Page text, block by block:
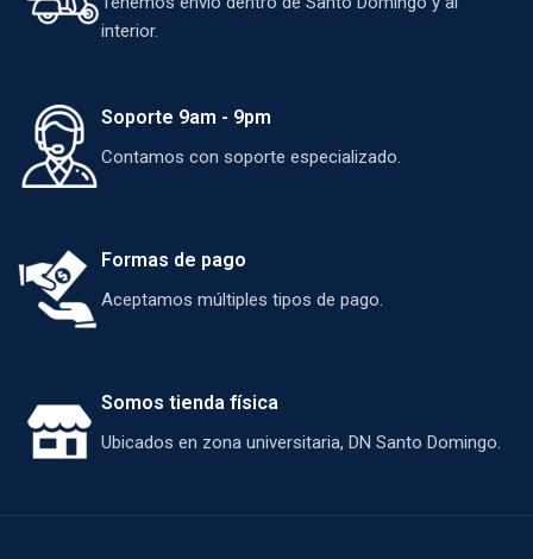
interior.
Soporte 9am - 9pm
Contamos con soporte especializado.
Formas de pago
Aceptamos múltiples tipos de pago.
Somos tienda física
Ubicados en zona universitaria, DN Santo Domingo.